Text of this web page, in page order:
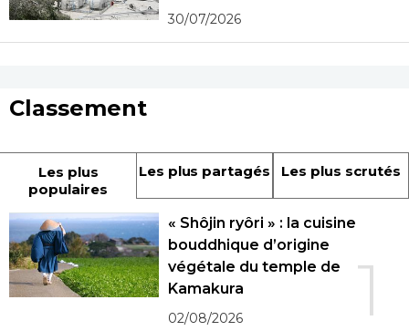
30/07/2026
Classement
Les plus
populaires
Les plus partagés Les plus scrutés
1
« Shôjin ryôri » : la cuisine
bouddhique d’origine
végétale du temple de
Kamakura
02/08/2026